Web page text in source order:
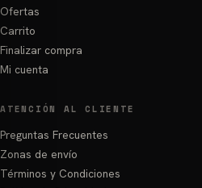
Ofertas
Carrito
Finalizar compra
Mi cuenta
ATENCIÓN AL CLIENTE
Preguntas Frecuentes
Zonas de envío
Términos y Condiciones